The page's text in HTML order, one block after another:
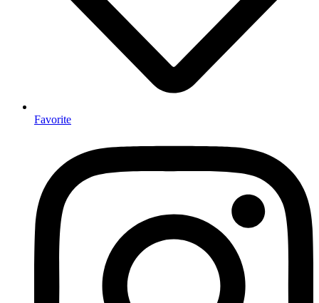
Favorite